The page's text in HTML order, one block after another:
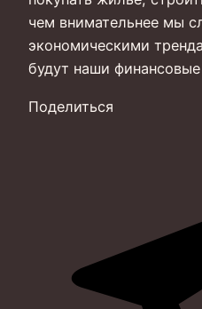
чем внимательнее мы
экономическими
будут наши
Поделиться